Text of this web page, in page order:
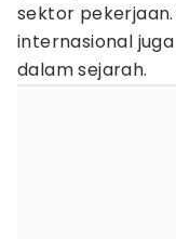
sektor
internasional
dalam sejarah.